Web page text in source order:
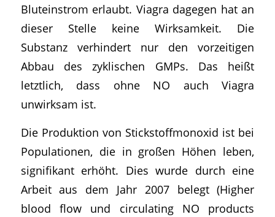
Bluteinstrom erlaubt. Viagra dagegen hat an
dieser Stelle keine Wirksamkeit. Die
Substanz verhindert nur den vorzeitigen
Abbau des zyklischen GMPs. Das heißt
letztlich, dass ohne NO auch Viagra
unwirksam ist.
Die Produktion von Stickstoffmonoxid ist bei
Populationen, die in großen Höhen leben,
signifikant erhöht. Dies wurde durch eine
Arbeit aus dem Jahr 2007 belegt (Higher
blood flow und circulating NO products